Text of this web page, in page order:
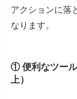
アクションに落
なります。
① 便利なツー
上）